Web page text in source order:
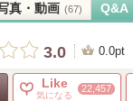
真・動画 (67) Q&A
3.0 0.0pt
Like
気になる
22,457